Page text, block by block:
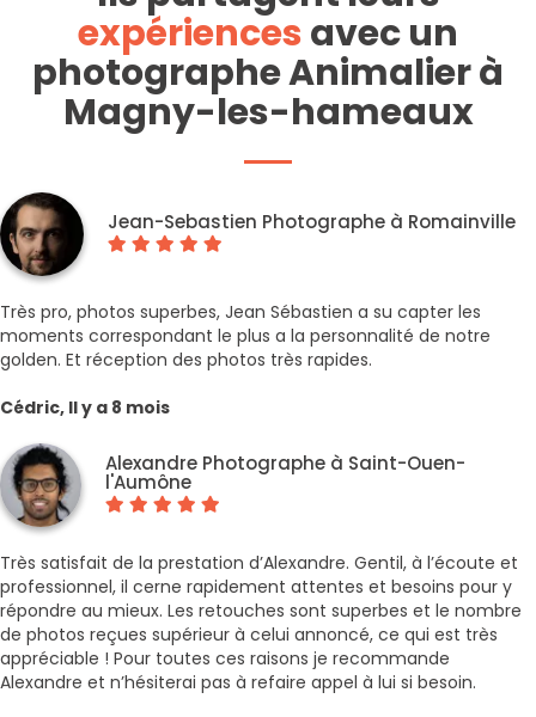
expériencesavec un
photographe Animalier à
Magny-les-hameaux
Jean-Sebastien Photographe à Romainville
Très pro, photos superbes, Jean Sébastien a su capter les
moments correspondant le plus a la personnalité de notre
golden. Et réception des photos très rapides.
Cédric, Il y a 8 mois
Alexandre Photographe à Saint-Ouen-
l'Aumône
Très satisfait de la prestation d’Alexandre. Gentil, à l’écoute et
professionnel, il cerne rapidement attentes et besoins pour y
répondre au mieux. Les retouches sont superbes et le nombre
de photos reçues supérieur à celui annoncé, ce qui est très
appréciable ! Pour toutes ces raisons je recommande
Alexandre et n’hésiterai pas à refaire appel à lui si besoin.